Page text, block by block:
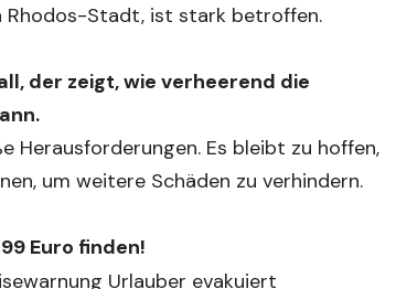
Rhodos-Stadt, ist stark betroffen.
der zeigt, wie verheerend die
Es bleibt zu hoffen,
um weitere Schäden zu verhindern.
Euro finden!